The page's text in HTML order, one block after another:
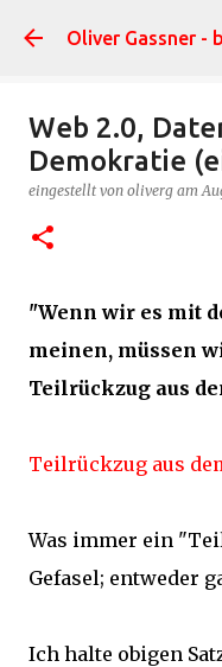
Direkt
Oliver Gassner -
Web 2.0,
Demokratie
eingestellt von oliverg am
"Wenn wir es mit
meinen, müssen
Teilrückzug aus
Teilrückzug aus
Was immer ein
Gefasel; entweder
Ich halte obigen